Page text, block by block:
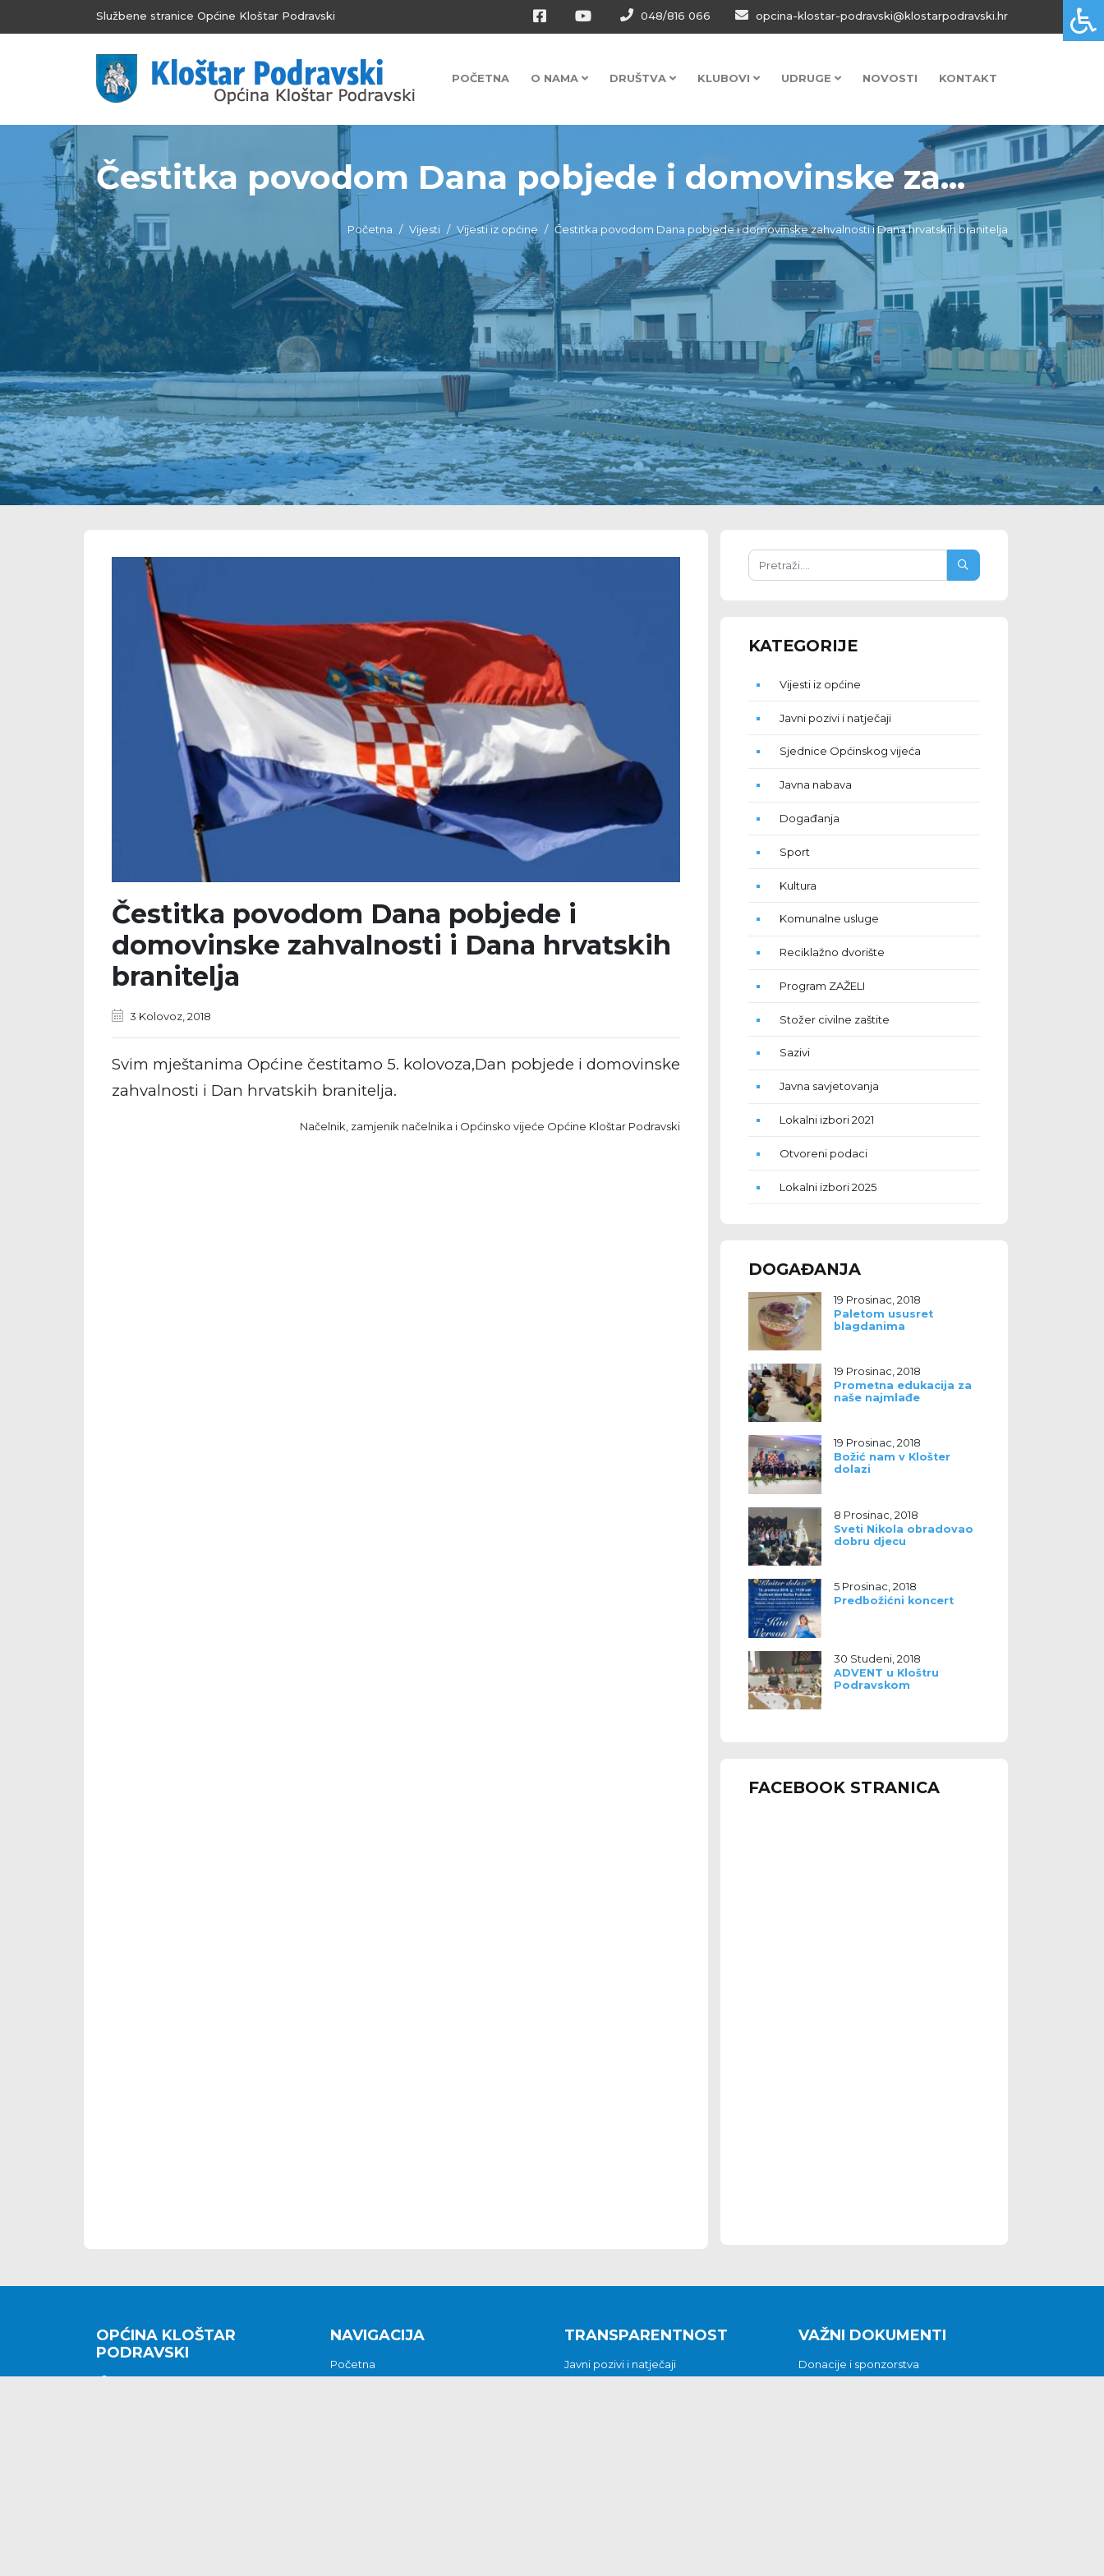
Službene stranice Općine Kloštar Podravski 048/816 066 opcina-klostar-podravski@klostarpodravski.hr
POČETNA O NAMA DRUŠTVA KLUBOVI UDRUGE NOVOSTI KONTAKT
Čestitka povodom Dana pobjede i domovinske za...
Početna Vijesti Vijesti iz općine Čestitka povodom Dana pobjede i domovinske zahvalnosti i Dana hrvatskih branitelja
Čestitka povodom Dana pobjede i
domovinske zahvalnosti i Dana hrvatskih
branitelja
3 Kolovoz, 2018
Svim mještanima Općine čestitamo 5. kolovoza,Dan pobjede i domovinske
zahvalnosti i Dan hrvatskih branitelja.
Načelnik, zamjenik načelnika i Općinsko vijeće Općine Kloštar Podravski
KATEGORIJE
Vijesti iz općine
Javni pozivi i natječaji
Sjednice Općinskog vijeća
Javna nabava
Događanja
Sport
Kultura
Komunalne usluge
Reciklažno dvorište
Program ZAŽELI
Stožer civilne zaštite
Sazivi
Javna savjetovanja
Lokalni izbori 2021
Otvoreni podaci
Lokalni izbori 2025
DOGAĐANJA
19 Prosinac, 2018
Paletom ususret
blagdanima
19 Prosinac, 2018
Prometna edukacija za
naše najmlađe
19 Prosinac, 2018
Božić nam v Klošter
dolazi
8 Prosinac, 2018
Sveti Nikola obradovao
dobru djecu
5 Prosinac, 2018
Predbožićni koncert
30 Studeni, 2018
ADVENT u Kloštru
Podravskom
FACEBOOK STRANICA
OPĆINA KLOŠTAR
PODRAVSKI
NAVIGACIJA
Početna
TRANSPARENTNOST
Javni pozivi i natječaji
VAŽNI DOKUMENTI
Donacije i sponzorstva